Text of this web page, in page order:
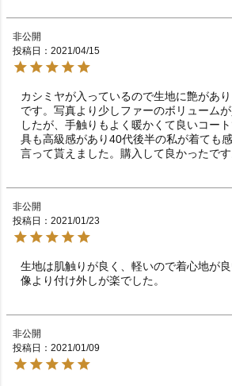
非公開
投稿日
2021/04/15
カシミヤが入っているので生地に艶があ
です。写真より少しファーのボリューム
したが、手触りもよく暖かくて良いコー
具も高級感があり40代後半の私が着ても
言って貰えました。購入して良かったです
非公開
投稿日
2021/01/23
生地は肌触りが良く、軽いので着心地が
像より付け外しが楽でした。
非公開
投稿日
2021/01/09